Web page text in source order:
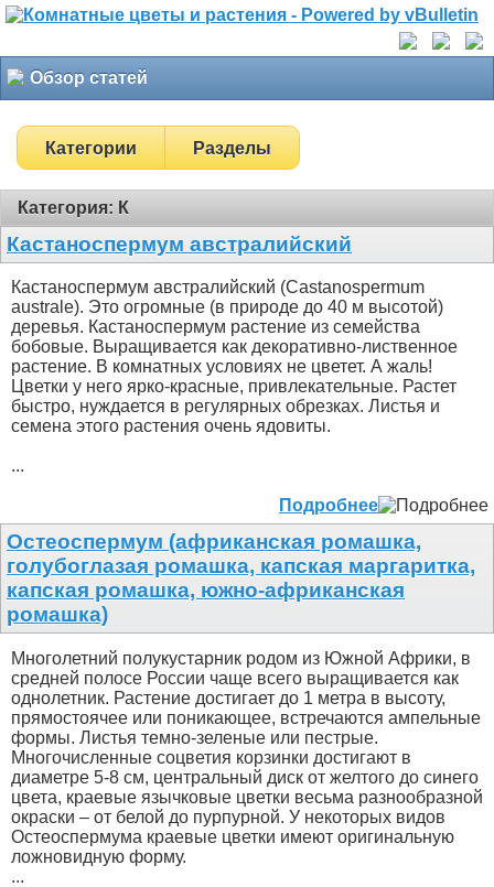
Обзор статей
Категории Разделы
Категория: К
Кастаноспермум австралийский
Кастаноспермум австралийский (Castanospermum
australe). Это огромные (в природе до 40 м высотой)
деревья. Кастаноспермум растение из семейства
бобовые. Выращивается как декоративно-лиственное
растение. В комнатных условиях не цветет. А жаль!
Цветки у него ярко-красные, привлекательные. Растет
быстро, нуждается в регулярных обрезках. Листья и
семена этого растения очень ядовиты.
...
Подробнее
Остеоспермум (африканская ромашка,
голубоглазая ромашка, капская маргаритка,
капская ромашка, южно-африканская
ромашка)
Многолетний полукустарник родом из Южной Африки, в
средней полосе России чаще всего выращивается как
однолетник. Растение достигает до 1 метра в высоту,
прямостоячее или поникающее, встречаются ампельные
формы. Листья темно-зеленые или пестрые.
Многочисленные соцветия корзинки достигают в
диаметре 5-8 см, центральный диск от желтого до синего
цвета, краевые язычковые цветки весьма разнообразной
окраски – от белой до пурпурной. У некоторых видов
Остеоспермума краевые цветки имеют оригинальную
ложновидную форму.
...